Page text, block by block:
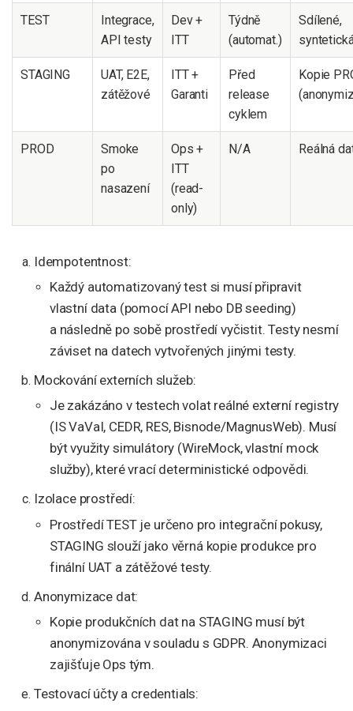
TEST
Integrace,
API testy
Dev +
ITT
Týdně
(automat.)
Sdílené,
STAGING
UAT, E2E,
zátěžové
ITT +
Garanti
Před
release
cyklem
Kopie
PROD
Smoke
po
nasazení
Ops +
ITT
(read-
only)
N/A Reálná
Idempotentnost:
Každý automatizovaný test si musí připravit
vlastní data (pomocí API nebo DB seeding)
a následně po sobě prostředí vyčistit. Testy nesmí
záviset na datech vytvořených jinými testy.
Mockování externích služeb:
Je zakázáno v testech volat reálné externí registry
(IS VaVaI, CEDR, RES, Bisnode/MagnusWeb). Musí
být využity simulátory (WireMock, vlastní mock
služby), které vrací deterministické odpovědi.
Izolace prostředí:
Prostředí TEST je určeno pro integrační pokusy,
STAGING slouží jako věrná kopie produkce pro
finální UAT a zátěžové testy.
Anonymizace dat:
Kopie produkčních dat na STAGING musí být
anonymizována v souladu s GDPR. Anonymizaci
zajišťuje Ops tým.
Testovací účty a credentials: